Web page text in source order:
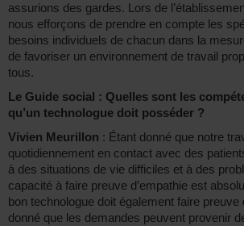
assurions des gardes. Lors de
nous efforçons de prendre en compte les
besoins individuels de chacun dans la
de favoriser un environnement de travail
tous.
Le Guide social : Quelles sont les
qu’un technologue doit posséder ?
Vivien Meurillon : Étant donné que notre
quotidiennement en contact avec des
à des situations de vie difficiles et à des
capacité à faire preuve d’empathie est
bon technologue doit également faire
donné que les demandes peuvent provenir